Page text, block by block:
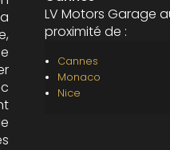
LV Motors Garage
proximité de :
Cannes
Monaco
Nice